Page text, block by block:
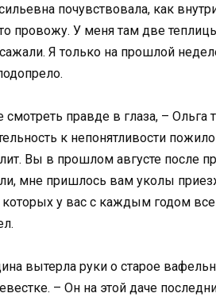
почувствовала, как
провожу. У меня там две
Я только на прошлой
правде в глаза, – Ольга
к непонятливости
Вы в прошлом августе после
мне пришлось вам уколы
которых у вас с каждым годом
вытерла руки о старое
– Он на этой даче